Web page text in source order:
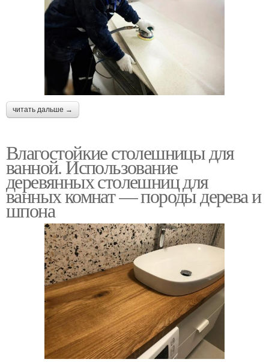
читать дальше →
Влагостойкие столешницы для
ванной. Использование
деревянных столешниц для
ванных комнат — породы дерева и
шпона